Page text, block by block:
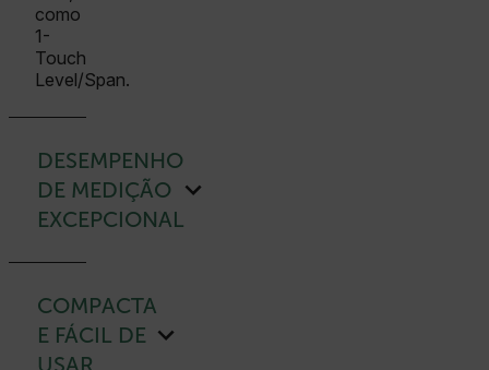
como
1-
Touch
Level/Span.
DESEMPENHO
DE MEDIÇÃO
EXCEPCIONAL
COMPACTA
E FÁCIL DE
USAR